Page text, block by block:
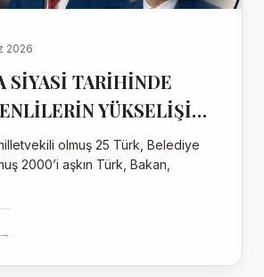
2026
SİYASİ TARİHİNDE
YÜKSELİŞİ…
olmuş 25 Türk, Belediye
2000’i aşkın Türk, Bakan,